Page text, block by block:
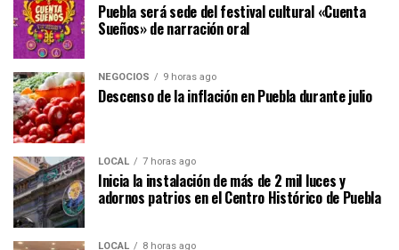
Puebla será sede del festival cultural «Cuenta
Sueños» de narración oral
NEGOCIOS 9 horas ago
Descenso de la inflación en Puebla durante julio
LOCAL 7 horas ago
Inicia la instalación de más de 2 mil luces y
adornos patrios en el Centro Histórico de Puebla
LOCAL 8 horas ago